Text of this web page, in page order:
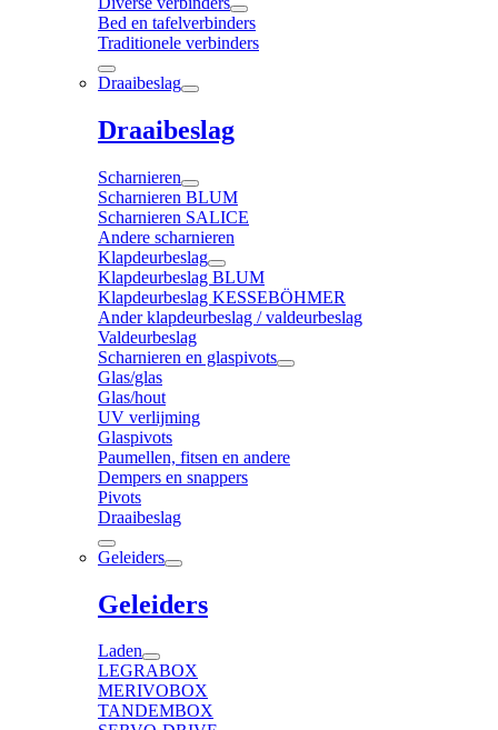
Bed en tafelverbinders
Traditionele verbinders
Draaibeslag
Draaibeslag
Scharnieren
Scharnieren BLUM
Scharnieren SALICE
Andere scharnieren
Klapdeurbeslag
Klapdeurbeslag BLUM
Klapdeurbeslag KESSEBÖHMER
Ander klapdeurbeslag / valdeurbeslag
Valdeurbeslag
Scharnieren en glaspivots
Glas/glas
Glas/hout
UV verlijming
Glaspivots
Paumellen, fitsen en andere
Dempers en snappers
Pivots
Draaibeslag
Geleiders
Geleiders
Laden
LEGRABOX
MERIVOBOX
TANDEMBOX